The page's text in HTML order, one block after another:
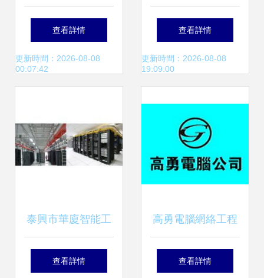
面信息化管理的實
踐與趨勢探析
查看詳情
更新時間：2026-08-08
00:07:42
計算機網絡工程，
邁向職業新高度
查看詳情
更新時間：2026-08-08
19:09:00
泰興市華廈智能工
程 計算機網絡工程
查看詳情
高勇電腦網絡工程
有限責任公司 專業
查看詳情